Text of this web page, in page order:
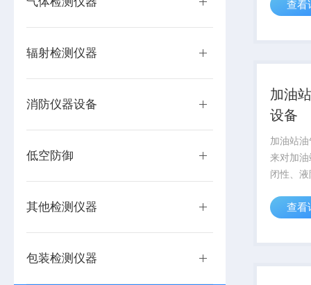
辐射检测仪器
消防仪器设备
低空防御
其他检测仪器
包装检测仪器
汽油、
查看
加油
设备
加油站
来对加
闭性、
查看